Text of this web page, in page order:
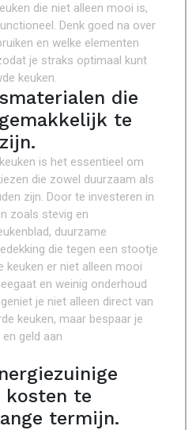
die niet alleen mooi is,
Denk goed na over
en welke elementen
je straks optimaal kunt
keuken.
die
te
is het essentieel om
die zowel duurzaam als
zijn. Door te investeren in
zoals stevig en
duurzame
die tegen een stootje
keuken er niet alleen mooi
en weinig onderhoud
je niet alleen direct van
keuken, maar bespaar je
geld aan
kosten te
termijn.